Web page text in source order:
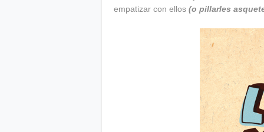
empatizar con ellos (o pillarles